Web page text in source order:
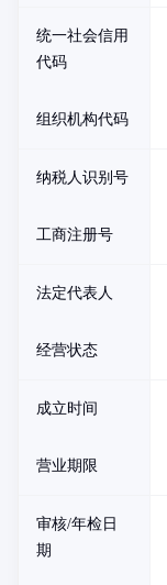
统一社会信用
代码
组织机构代码
纳税人识别号
工商注册号
法定代表人
经营状态
成立时间
营业期限
审核/年检日
期